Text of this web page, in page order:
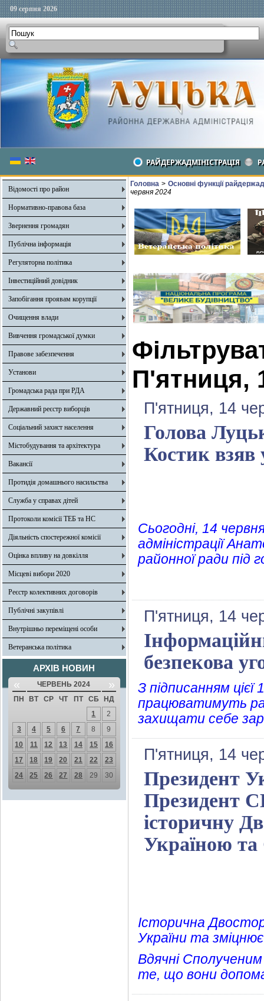
09 серпня 2026
РАЙДЕРЖАДМІНІСТРАЦІЯ
Відомості про район
Нормативно-правова база
Звернення громадян
Публічна інформація
Регуляторна політика
Інвестиційний довідник
Запобігання проявам корупції
Очищення влади
Вивчення громадської думки
Правове забезпечення
Установи
Громадська рада при РДА
Державний реєстр виборців
Соціальний захист населення
Містобудування та архітектура
Вакансії
Протидія домашнього насильства
Служба у справах дітей
Протоколи комісії ТЕБ та НС
Діяльність спостережної комісії
Оцінка впливу на довкілля
Місцеві вибори 2020
Реєстр колективних договорів
Публічні закупівлі
Внутрішньо переміщені особи
Ветеранська політика
АРХІВ НОВИН
« ЧЕРВЕНЬ 2024 »
ПН ВТ СР ЧТ ПТ СБ
НД
1
2
3
4 5 6 7 8
9
10
11 12 13 14 15
16
17
18 19 20 21 22
23
24
25 26 27 28 29 30
Головна > Основні функції
червня 2024
П'ятниця,
П'ятниця, 14
Голова
Костик взяв
Сьогодні, 14
адміністрації
районної ради під
П'ятниця, 14
безпекова
З підписанням
працюватимуть
захищати себе
П'ятниця, 14
Президент
Президент
історичну
Україною
Історична
України та
Вдячні
те, що вони